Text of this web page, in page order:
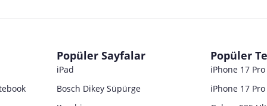
Popüler Sayfalar
iPad
Bosch Dikey Süpürge
Popüler
iPhone 17
iPhone 17 Pro